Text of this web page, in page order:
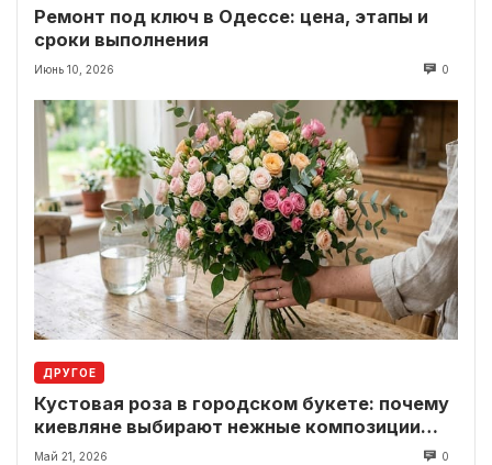
Ремонт под ключ в Одессе: цена, этапы и
сроки выполнения
Июнь 10, 2026 0
ДРУГОЕ
Кустовая роза в городском букете: почему
киевляне выбирают нежные композиции
вместо классики
Май 21, 2026 0